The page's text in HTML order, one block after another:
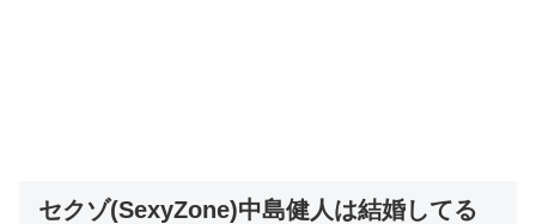
セクゾ(SexyZone)中島健人は結婚してる